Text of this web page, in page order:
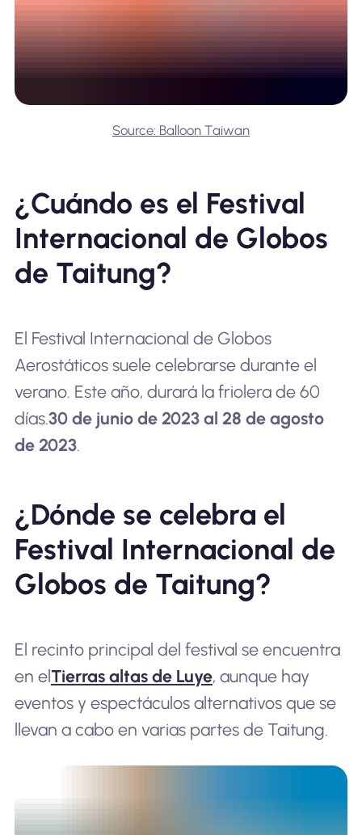
Source: Balloon Taiwan
¿Cuándo es el Festival
Internacional de Globos
de Taitung?
El Festival Internacional de Globos
Aerostáticos suele celebrarse durante el
verano. Este año, durará la friolera de 60
días.30 de junio de 2023 al 28 de agosto
de 2023.
¿Dónde se celebra el
Festival Internacional de
Globos de Taitung?
El recinto principal del festival se encuentra
en elTierras altas de Luye, aunque hay
eventos y espectáculos alternativos que se
llevan a cabo en varias partes de Taitung.